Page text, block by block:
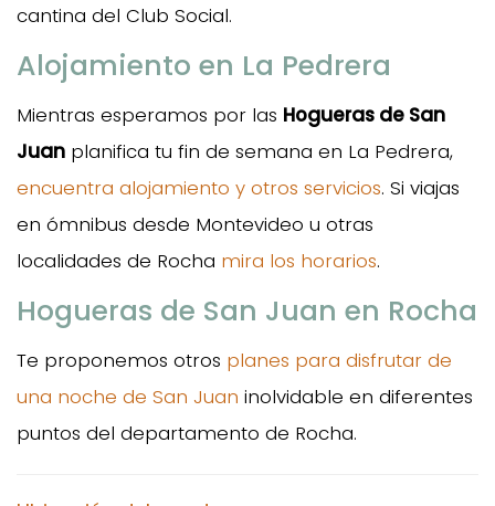
cantina del Club Social.
Alojamiento en La Pedrera
Mientras esperamos por las Hogueras de San
Juan planifica tu fin de semana en La Pedrera,
encuentra alojamiento y otros servicios. Si viajas
en ómnibus desde Montevideo u otras
localidades de Rocha mira los horarios.
Hogueras de San Juan en Rocha
Te proponemos otros planes para disfrutar de
una noche de San Juan inolvidable en diferentes
puntos del departamento de Rocha.